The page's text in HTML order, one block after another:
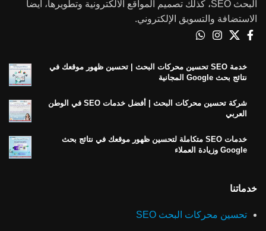
البحث SEO، كذلك تصميم المواقع الالكترونية وتطويرها، أيضاً
الاستضافة والتسويق الإلكتروني.
خدمة SEO تحسين محركات البحث | تحسين ظهور موقعك في
نتائج بحث Google المجانية
شركة تحسين محركات البحث | أفضل خدمات SEO في الوطن
العربي
خدمات SEO متكاملة لتحسين ظهور موقعك في نتائج بحث
Google وزيادة العملاء
خدماتنا
تحسين محركات البحث SEO